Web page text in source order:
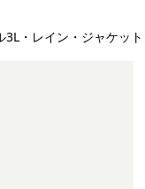
・レイン・ジャケット